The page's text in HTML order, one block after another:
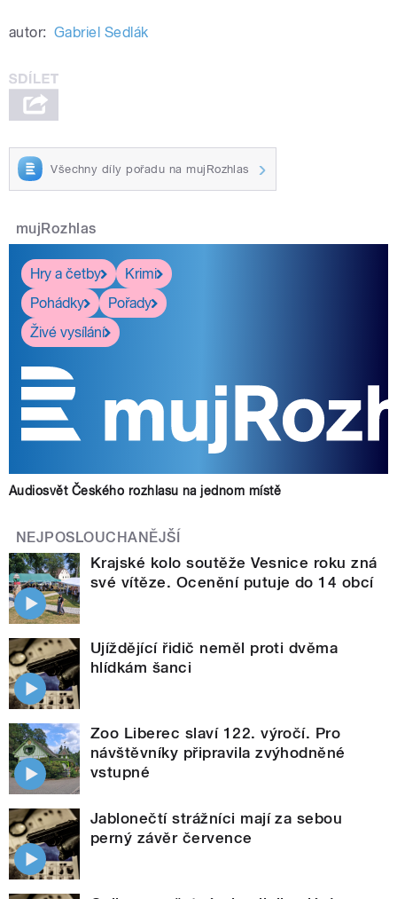
autor: Gabriel Sedlák
Všechny díly pořadu na mujRozhlas
mujRozhlas
Hry a četby
Krimi
Pohádky
Pořady
Živé vysílání
Audiosvět Českého rozhlasu na jednom místě
NEJPOSLOUCHANĚJŠÍ
Krajské kolo soutěže Vesnice roku zná
své vítěze. Ocenění putuje do 14 obcí
Ujíždějící řidič neměl proti dvěma
hlídkám šanci
Zoo Liberec slaví 122. výročí. Pro
návštěvníky připravila zvýhodněné
vstupné
Jablonečtí strážníci mají za sebou
perný závěr července